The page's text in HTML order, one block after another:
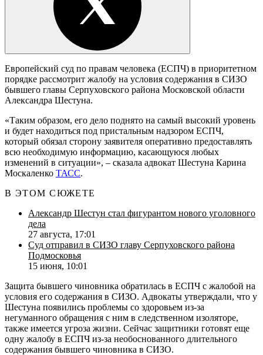
Европейский суд по правам человека (ЕСПЧ) в приоритетном
порядке рассмотрит жалобу на условия содержания в СИЗО
бывшего главы Серпуховского района Московской области
Александра Шестуна.
«Таким образом, его дело поднято на самый высокий уровень
и будет находиться под пристальным надзором ЕСПЧ,
который обязал сторону заявителя оперативно предоставлять
всю необходимую информацию, касающуюся любых
изменений в ситуации», – сказала адвокат Шестуна Карина
Москаленко ТАСС.
В ЭТОМ СЮЖЕТЕ
Александр Шестун стал фигурантом нового уголовного
дела
27 августа, 17:01
Суд отправил в СИЗО главу Серпуховского района
Подмосковья
15 июня, 10:01
Защита бывшего чиновника обратилась в ЕСПЧ с жалобой на
условия его содержания в СИЗО. Адвокаты утверждали, что у
Шестуна появились проблемы со здоровьем из-за
негуманного обращения с ним в следственном изоляторе,
также имеется угроза жизни. Сейчас защитники готовят еще
одну жалобу в ЕСПЧ из-за необоснованного длительного
содержания бывшего чиновника в СИЗО.